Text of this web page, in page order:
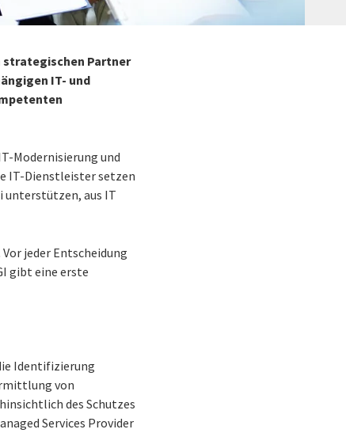
strategischen Partner
IT- und
Modernisierung und
IT-Dienstleister setzen
unterstützen, aus IT
jeder Entscheidung
gibt eine erste
Identifizierung
von
des Schutzes
Services Provider